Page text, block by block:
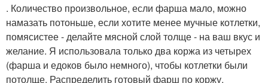
. Количество произвольное, если фарша мало, можно
намазать потоньше, если хотите менее мучные котлетки,
помясистее - делайте мясной слой толще - на ваш вкус и
желание. Я использовала только два коржа из четырех
(фарша и едоков было немного), чтобы котлетки были
потолще. Распределить готовый фарш по коржу,